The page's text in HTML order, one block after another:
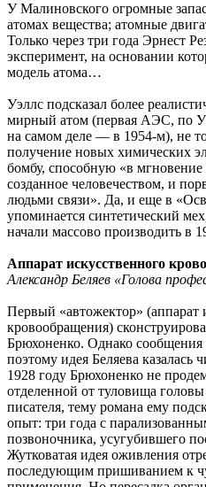
У Малиновского огромные
атомах вещества; атомные
Только через три года Эрнест
эксперимент, на основании
модель атома…
Уэллс подсказал более
мирный атом (первая АЭС, по
на самом деле — ​в 1954‑м), не
получение новых химических
бомбу, способную «в мгновение
созданное человечеством, и
людьми связи». Да, и еще в
упоминается синтетический
начали массово производить в
Аппарат искусственного
Александр Беляев «Голова
Первый «автожектор» (аппарат
кровообращения)
Брюхоненко. Однако сообщения
поэтому идея Беляева казалась
1928 году Брюхоненко не
отделенной от туловища
писателя, тему романа ему
опыт: три года с
позвоночника, усугубившего
Жутковатая идея оживления
последующим пришиванием к